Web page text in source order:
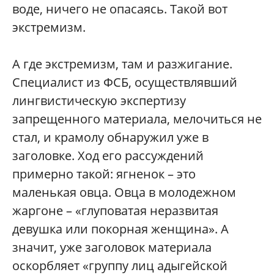
воде, ничего не опасаясь. Такой вот
экстремизм.
А где экстремизм, там и разжигание.
Специалист из ФСБ, осуществлявший
лингвистическую экспертизу
запрещенного материала, мелочиться не
стал, и крамолу обнаружил уже в
заголовке. Ход его рассуждений
примерно такой: ягненок – это
маленькая овца. Овца в молодежном
жаргоне – «глуповатая неразвитая
девушка или покорная женщина». А
значит, уже заголовок материала
оскорбляет «группу лиц адыгейской